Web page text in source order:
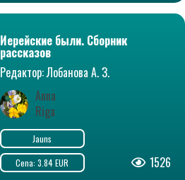
Иерейские были. Сборник
рассказов
Редактор: Лобанова А. З.
Anna
Riga
Jauns
Cena: 3.84 EUR
1526